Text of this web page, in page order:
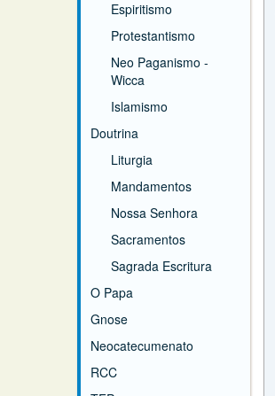
Espiritismo
Protestantismo
Neo Paganismo -
Wicca
Islamismo
Doutrina
Liturgia
Mandamentos
Nossa Senhora
Sacramentos
Sagrada Escritura
O Papa
Gnose
Neocatecumenato
RCC